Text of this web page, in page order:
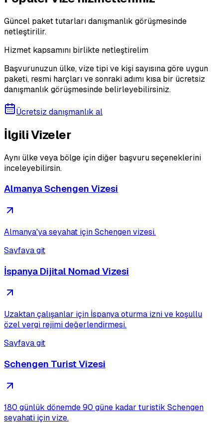
Güncel paket tutarları danışmanlık görüşmesinde
netleştirilir.
Hizmet kapsamını birlikte netleştirelim
Başvurunuzun ülke, vize tipi ve kişi sayısına göre uygun
paketi, resmi harçları ve sonraki adımı kısa bir ücretsiz
danışmanlık görüşmesinde belirleyebilirsiniz.
Ücretsiz danışmanlık al
İlgili Vizeler
Aynı ülke veya bölge için diğer başvuru seçeneklerini
inceleyebilirsin.
Almanya Schengen Vizesi
Almanya'ya seyahat için Schengen vizesi.
Sayfaya git
İspanya Dijital Nomad Vizesi
Uzaktan çalışanlar için İspanya oturma izni ve koşullu
özel vergi rejimi değerlendirmesi.
Sayfaya git
Schengen Turist Vizesi
180 günlük dönemde 90 güne kadar turistik Schengen
seyahati için vize.